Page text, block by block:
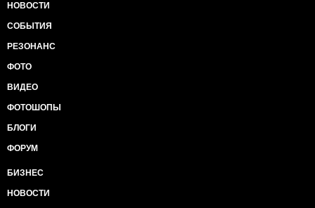
НОВОСТИ
СОБЫТИЯ
РЕЗОНАНС
ФОТО
ВИДЕО
ФОТОШОПЫ
БЛОГИ
ФОРУМ
БИЗНЕС
НОВОСТИ